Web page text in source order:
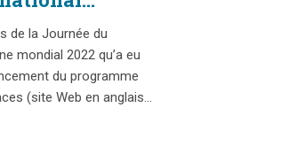
Trust
de la Journée du
mondial 2022 qu’a eu
du programme
(site Web en anglais…